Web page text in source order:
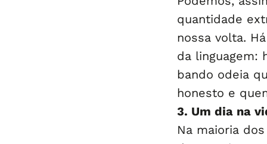
quantidade
nossa volta.
da linguagem:
bando odeia
honesto e
3. Um dia na
Na maioria